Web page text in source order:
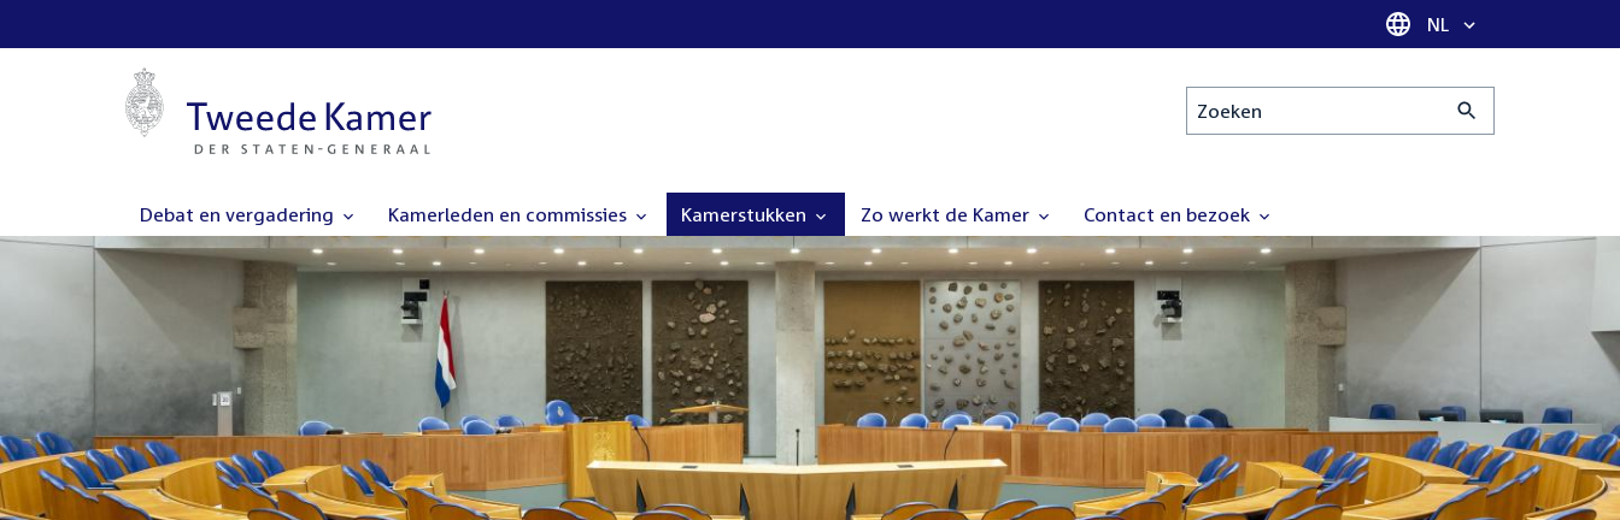
Taal selectie
NL
Zoeken
Debat en vergadering Kamerleden en commissies Kamerstukken Zo werkt de Kamer Contact en bezoek